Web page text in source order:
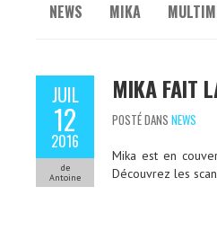
NEWS MIKA
JUIL
12
2016
de
Antoine
MIKA FAIT
POSTÉ DANS NEWS
Mika est en
Découvrez les